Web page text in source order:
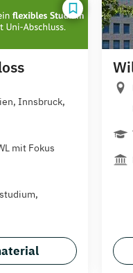
Innsbruck,
mit Fokus